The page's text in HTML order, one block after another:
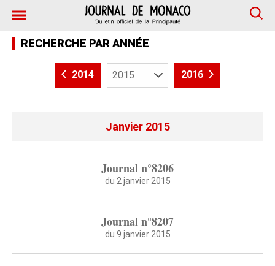
RECHERCHE PAR ANNÉE
2014 2016
Janvier 2015
Journal n°8206
du 2 janvier 2015
Journal n°8207
du 9 janvier 2015